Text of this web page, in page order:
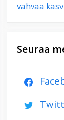
vahvaa
Seuraa